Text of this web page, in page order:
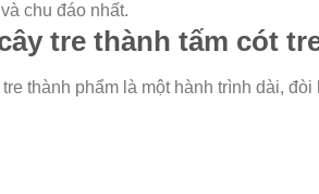
chu đáo nhất.
tre thành tấm cót
thành phẩm là một hành trình dài,